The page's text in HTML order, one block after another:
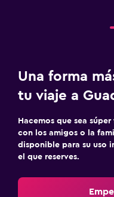
Una forma
tu viaje a
Hacemos que sea
con los amigos o la
disponible para su uso
el que reserves.